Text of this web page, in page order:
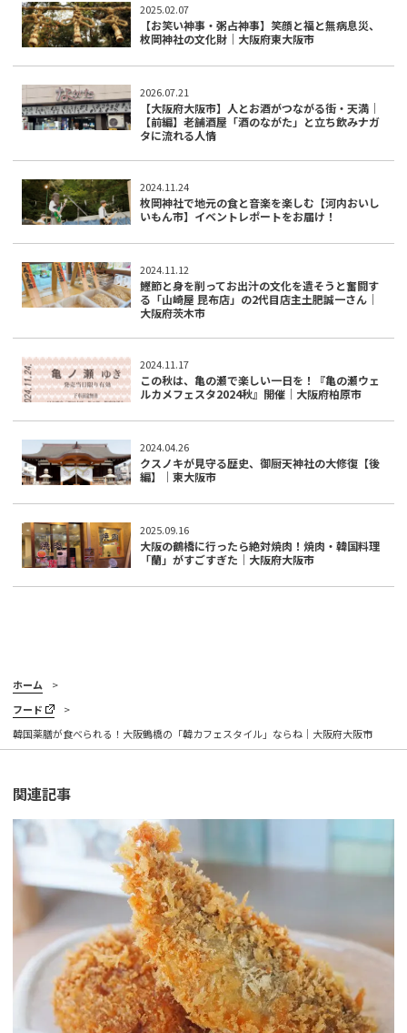
2025.02.07
【お笑い神事・粥占神事】笑顔と福と無病息災、
枚岡神社の文化財｜大阪府東大阪市
2026.07.21
【大阪府大阪市】人とお酒がつながる街・天満｜
【前編】老舗酒屋「酒のながた」と立ち飲みナガ
タに流れる人情
2024.11.24
枚岡神社で地元の食と音楽を楽しむ【河内おいし
いもん市】イベントレポートをお届け！
2024.11.12
鰹節と身を削ってお出汁の文化を遺そうと奮闘す
る「山崎屋 昆布店」の2代目店主土肥誠一さん｜
大阪府茨木市
2024.11.17
この秋は、亀の瀬で楽しい一日を！『亀の瀬ウェ
ルカメフェスタ2024秋』開催｜大阪府柏原市
2024.04.26
クスノキが見守る歴史、御厨天神社の大修復【後
編】｜東大阪市
2025.09.16
大阪の鶴橋に行ったら絶対焼肉！焼肉・韓国料理
「蘭」がすごすぎた｜大阪府大阪市
ホーム
フード
韓国薬膳が食べられる！大阪鶴橋の「韓カフェスタイル」ならね｜大阪府大阪市
関連記事